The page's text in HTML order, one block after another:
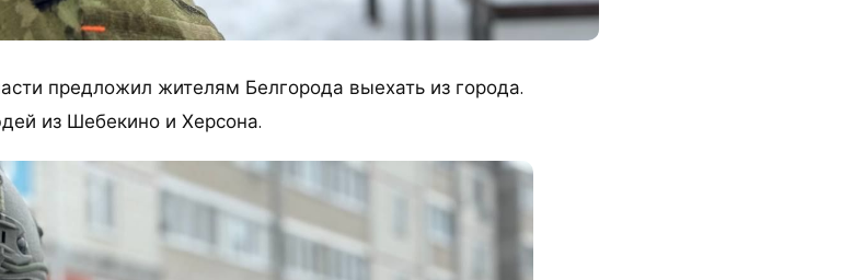
предложил жителям Белгорода выехать из города.
из Шебекино и Херсона.